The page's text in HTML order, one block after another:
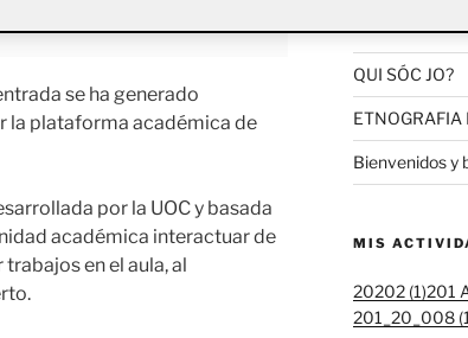
se ha generado
la plataforma académica de
por la UOC y basada
académica interactuar de
en el aula, al
ACTIFOLIO
QUI SÓC JO?
ETNOGRAFIA
Bienvenidos y
MIS
20202 (1)201
201_20_008